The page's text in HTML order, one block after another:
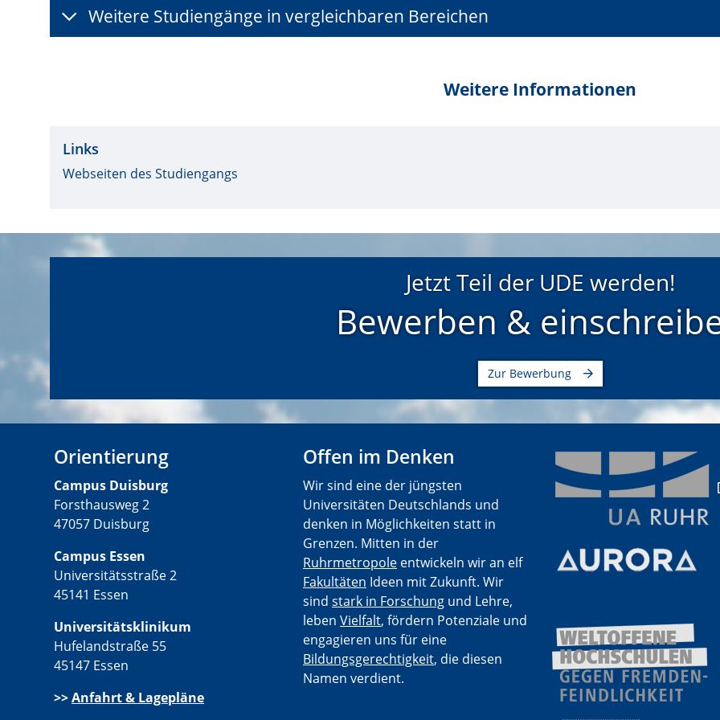
Weitere Studiengänge in vergleichbaren Bereichen
Weitere Informationen
Links
Webseiten des Studiengangs
Jetzt Teil der UDE werden!
Bewerben &
Zur Bewerbung
Orientierung
Campus Duisburg
Forsthausweg 2
47057 Duisburg
Campus Essen
Universitätsstraße 2
45141 Essen
Universitätsklinikum
Hufelandstraße 55
45147 Essen
>>Anfahrt & Lagepläne
Offen im Denken
Wir sind eine der jüngsten
Universitäten Deutschlands und
denken in Möglichkeiten statt in
Grenzen. Mitten in der
Ruhrmetropole entwickeln wir an elf
Fakultäten Ideen mit Zukunft. Wir
sind stark in Forschung und Lehre,
leben Vielfalt, fördern Potenziale und
engagieren uns für eine
Bildungsgerechtigkeit, die diesen
Namen verdient.